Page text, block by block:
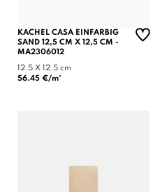
KACHEL CASA EINFARBIG
SAND 12,5 CM X 12,5 CM -
MA2306012
12.5 X 12.5 cm
56.45 €/m²